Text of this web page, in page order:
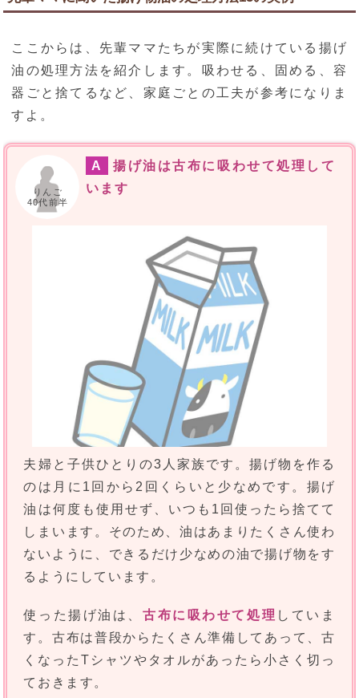
ここからは、先輩ママたちが実際に続けている揚げ
油の処理方法を紹介します。吸わせる、固める、容
器ごと捨てるなど、家庭ごとの工夫が参考になりま
すよ。
りんご
40代前半
A
揚げ油は古布に吸わせて処理して
います
夫婦と子供ひとりの3人家族です。揚げ物を作る
のは月に1回から2回くらいと少なめです。揚げ
油は何度も使用せず、いつも1回使ったら捨てて
しまいます。そのため、油はあまりたくさん使わ
ないように、できるだけ少なめの油で揚げ物をす
るようにしています。
使った揚げ油は、古布に吸わせて処理 していま
す。古布は普段からたくさん準備してあって、古
くなったTシャツやタオルがあったら小さく切っ
ておきます。